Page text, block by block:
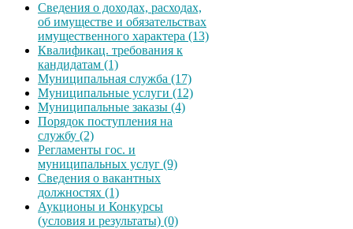
Сведения о доходах, расходах,
об имуществе и обязательствах
имущественного характера (13)
Квалификац. требования к
кандидатам (1)
Муниципальная служба (17)
Муниципальные услуги (12)
Муниципальные заказы (4)
Порядок поступления на
службу (2)
Регламенты гос. и
муниципальных услуг (9)
Сведения о вакантных
должностях (1)
Аукционы и Конкурсы
(условия и результаты) (0)